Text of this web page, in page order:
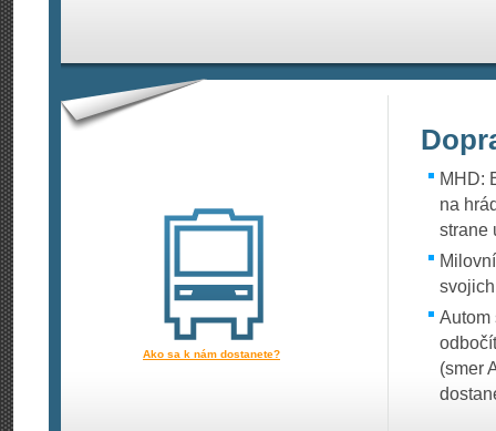
MHD:
na
strane
Autom
(smer
Ako sa k nám dostanete?